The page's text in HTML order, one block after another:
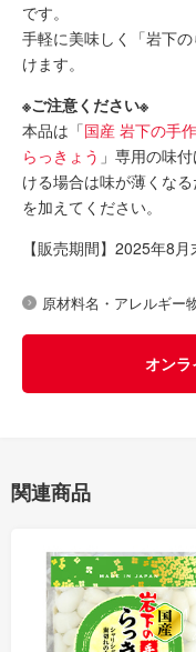
です。
手軽に美味しく「岩下
けます。
※ご注意ください※
本品は「国産 岩下の手
らっきょう 」専用の味
ける場合は味が薄くな
を加えてください。
【販売期間】2025年8
原材料名・アレルギー
オンラ
関連商品